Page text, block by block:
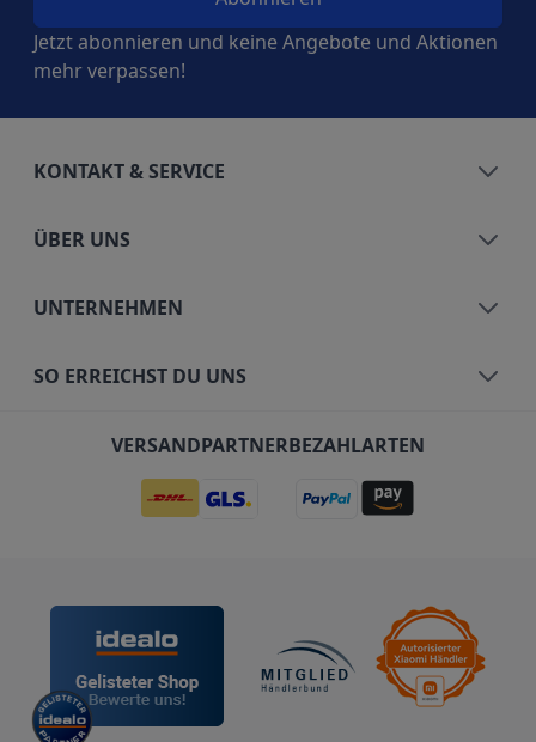
Jetzt abonnieren und keine Angebote und Aktionen
mehr verpassen!
KONTAKT & SERVICE
ÜBER UNS
UNTERNEHMEN
SO ERREICHST DU UNS
VERSANDPARTNERBEZAHLARTEN